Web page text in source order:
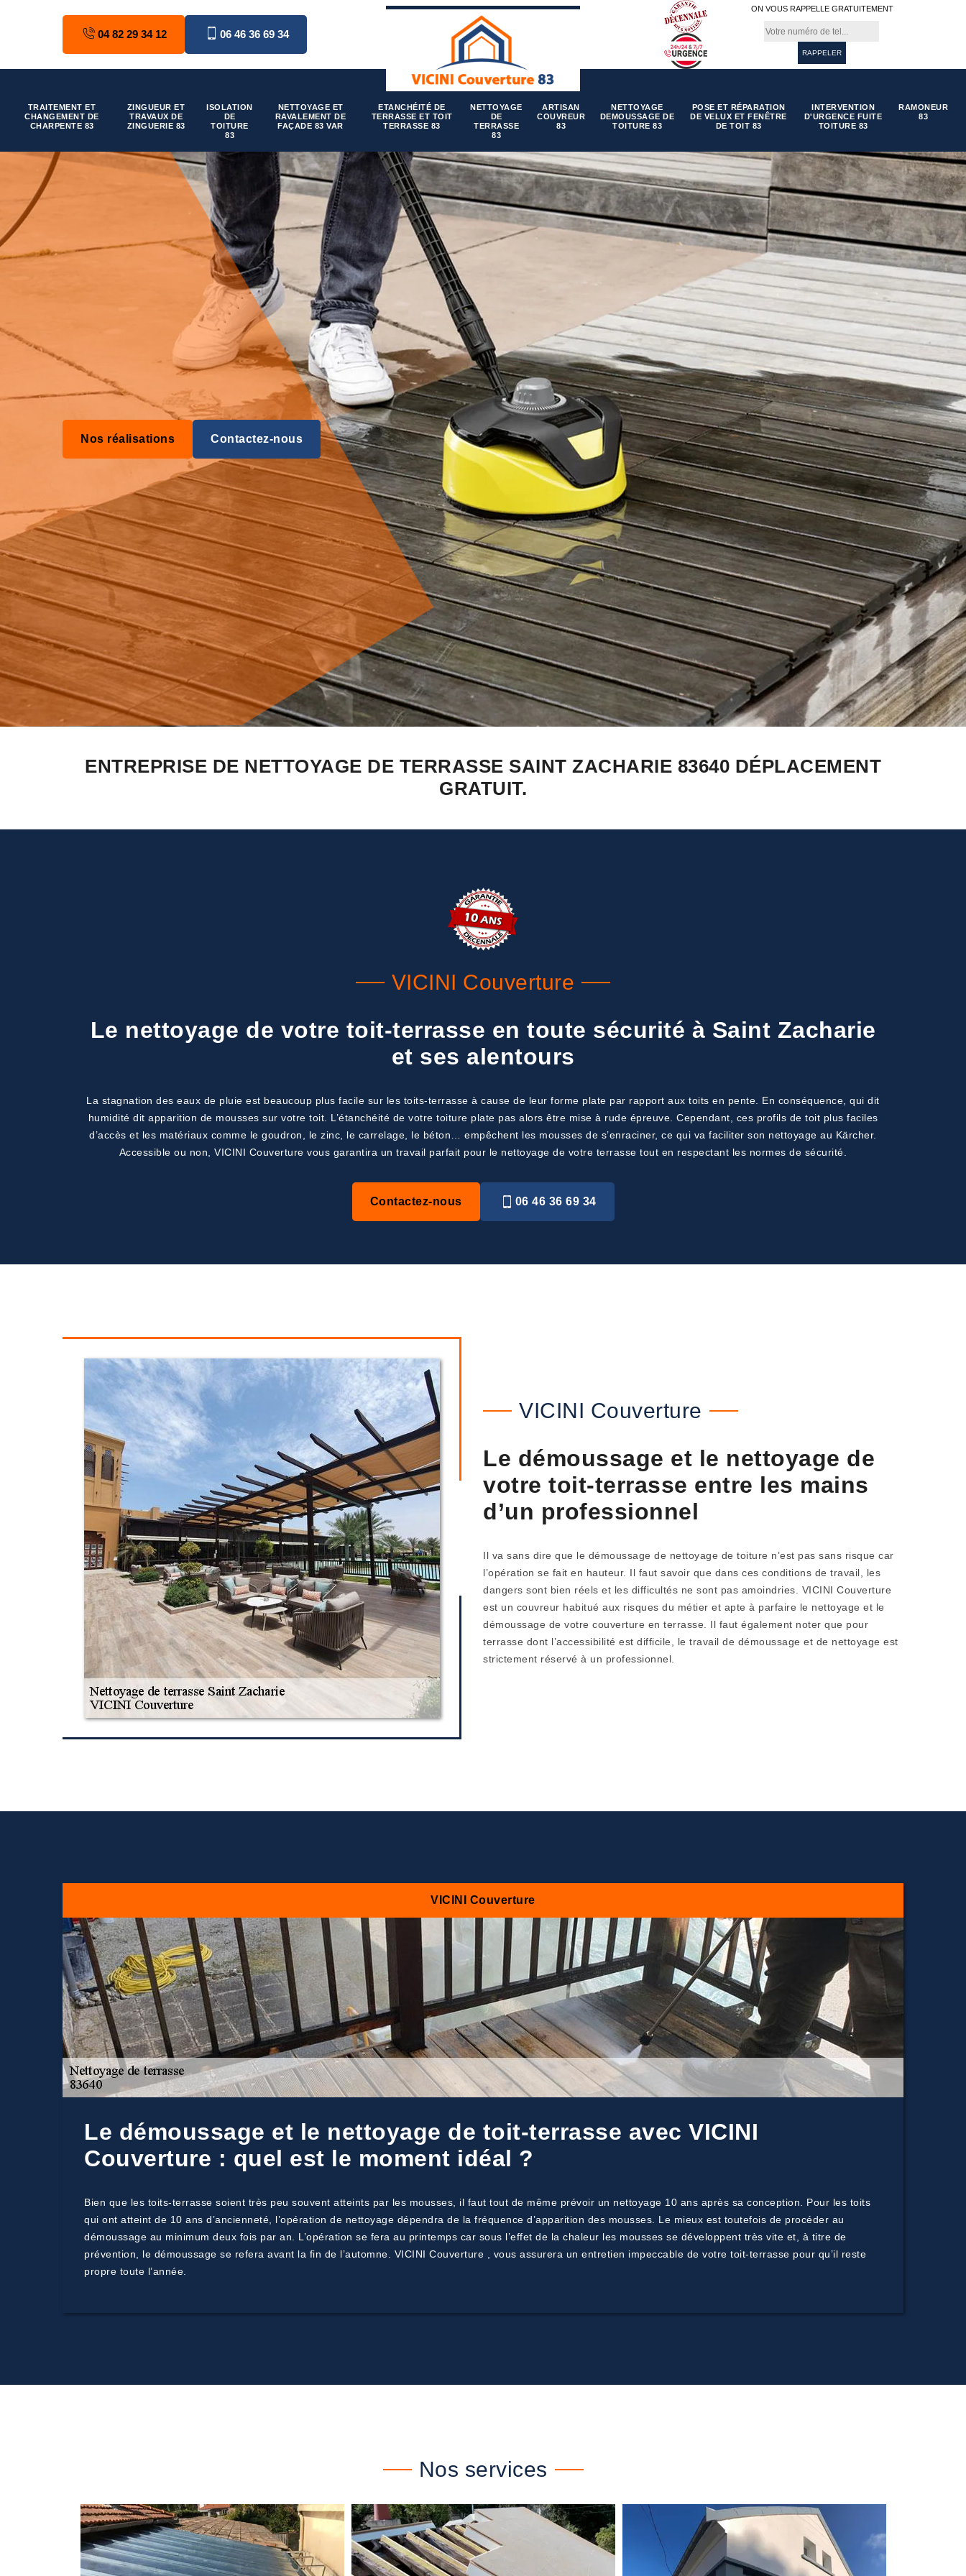
04 82 29 34 12 06 46 36 69 34
ON VOUS RAPPELLE GRATUITEMENT
TRAITEMENT ET
CHANGEMENT DE
CHARPENTE 83
ZINGUEUR ET
TRAVAUX DE
ZINGUERIE 83
ISOLATION
DE
TOITURE
83
NETTOYAGE ET
RAVALEMENT DE
FAÇADE 83 VAR
ETANCHÉITÉ DE
TERRASSE ET TOIT
TERRASSE 83
NETTOYAGE
DE
TERRASSE
83
ARTISAN
COUVREUR
83
NETTOYAGE
DEMOUSSAGE DE
TOITURE 83
POSE ET RÉPARATION
DE VELUX ET FENÊTRE
DE TOIT 83
INTERVENTION
D'URGENCE FUITE
TOITURE 83
RAMONEUR
83
Nos réalisations Contactez-nous
ENTREPRISE DE NETTOYAGE DE TERRASSE SAINT ZACHARIE 83640 DÉPLACEMENT
GRATUIT.
VICINI Couverture
Le nettoyage de votre toit-terrasse en toute sécurité à Saint Zacharie
et ses alentours
La stagnation des eaux de pluie est beaucoup plus facile sur les toits-terrasse à cause de leur forme plate par rapport aux toits en pente. En conséquence, qui dit
humidité dit apparition de mousses sur votre toit. L’étanchéité de votre toiture plate pas alors être mise à rude épreuve. Cependant, ces profils de toit plus faciles
d’accès et les matériaux comme le goudron, le zinc, le carrelage, le béton… empêchent les mousses de s’enraciner, ce qui va faciliter son nettoyage au Kärcher.
Accessible ou non, VICINI Couverture vous garantira un travail parfait pour le nettoyage de votre terrasse tout en respectant les normes de sécurité.
Contactez-nous 06 46 36 69 34
VICINI Couverture
Le démoussage et le nettoyage de
votre toit-terrasse entre les mains
d’un professionnel
Il va sans dire que le démoussage de nettoyage de toiture n’est pas sans risque car
l’opération se fait en hauteur. Il faut savoir que dans ces conditions de travail, les
dangers sont bien réels et les difficultés ne sont pas amoindries. VICINI Couverture
est un couvreur habitué aux risques du métier et apte à parfaire le nettoyage et le
démoussage de votre couverture en terrasse. Il faut également noter que pour
terrasse dont l’accessibilité est difficile, le travail de démoussage et de nettoyage est
strictement réservé à un professionnel.
VICINI Couverture
Le démoussage et le nettoyage de toit-terrasse avec VICINI
Couverture : quel est le moment idéal ?
Bien que les toits-terrasse soient très peu souvent atteints par les mousses, il faut tout de même prévoir un nettoyage 10 ans après sa conception. Pour les toits
qui ont atteint de 10 ans d’ancienneté, l’opération de nettoyage dépendra de la fréquence d’apparition des mousses. Le mieux est toutefois de procéder au
démoussage au minimum deux fois par an. L’opération se fera au printemps car sous l’effet de la chaleur les mousses se développent très vite et, à titre de
prévention, le démoussage se refera avant la fin de l’automne. VICINI Couverture , vous assurera un entretien impeccable de votre toit-terrasse pour qu’il reste
propre toute l’année.
Nos services